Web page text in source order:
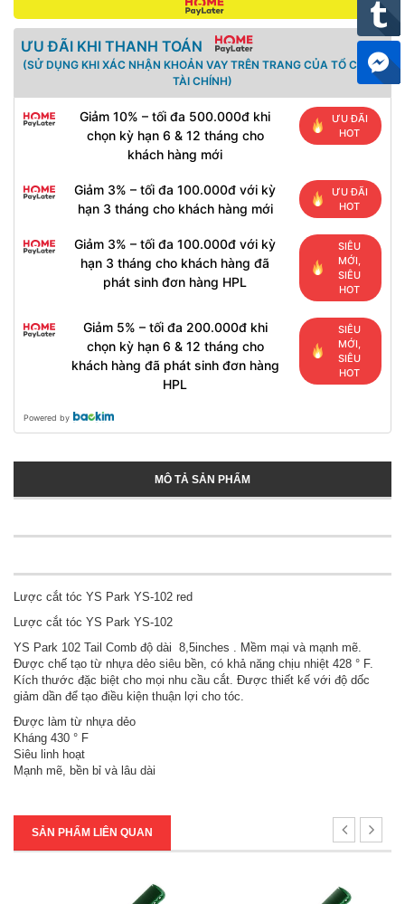
ƯU ĐÃI KHI THANH TOÁN
(SỬ DỤNG KHI XÁC NHẬN KHOẢN VAY TRÊN TRANG CỦA TỔ CHỨC
TÀI CHÍNH)
Giảm 10% – tối đa 500.000đ khi
chọn kỳ hạn 6 & 12 tháng cho
khách hàng mới
ƯU ĐÃI
HOT
Giảm 3% – tối đa 100.000đ với kỳ
hạn 3 tháng cho khách hàng mới
ƯU ĐÃI
HOT
Giảm 3% – tối đa 100.000đ với kỳ
hạn 3 tháng cho khách hàng đã
phát sinh đơn hàng HPL
SIÊU
MỚI,
SIÊU
HOT
Giảm 5% – tối đa 200.000đ khi
chọn kỳ hạn 6 & 12 tháng cho
khách hàng đã phát sinh đơn hàng
HPL
SIÊU
MỚI,
SIÊU
HOT
Powered by
MÔ TẢ SẢN PHẨM
Lược cắt tóc YS Park YS-102 red
Lược cắt tóc YS Park YS-102
YS Park 102 Tail Comb độ dài 8,5inches . Mềm mại và mạnh mẽ.
Được chế tạo từ nhựa dẻo siêu bền, có khả năng chịu nhiệt 428 ° F.
Kích thước đặc biệt cho mọi nhu cầu cắt. Được thiết kế với độ dốc
giảm dần để tạo điều kiện thuận lợi cho tóc.
Được làm từ nhựa dẻo
Kháng 430 ° F
Siêu linh hoạt
Mạnh mẽ, bền bỉ và lâu dài
SẢN PHẨM LIÊN QUAN